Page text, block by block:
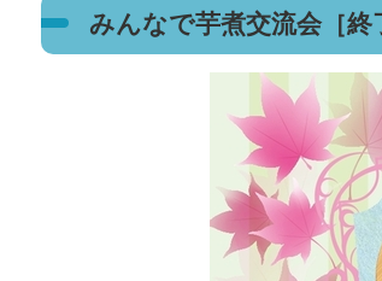
みんなで芋煮交流会［終